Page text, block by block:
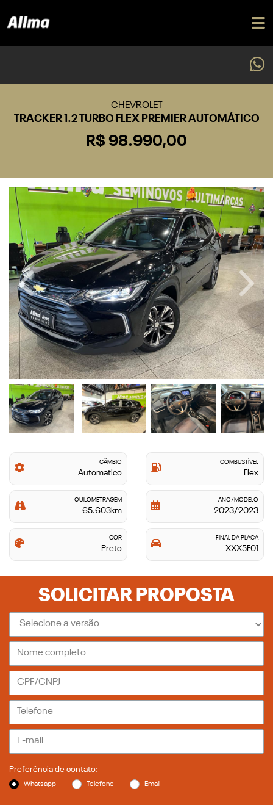
CHEVROLET
TRACKER 1.2 TURBO FLEX PREMIER AUTOMÁTICO
R$ 98.990,00
Previous Next
CÂMBIO
Automatico
COMBUSTÍVEL
Flex
QUILOMETRAGEM
65.603km
ANO/MODELO
2023/2023
COR
Preto
FINAL DA PLACA
XXX5F01
SOLICITAR PROPOSTA
Preferência de contato:
Whatsapp Telefone Email